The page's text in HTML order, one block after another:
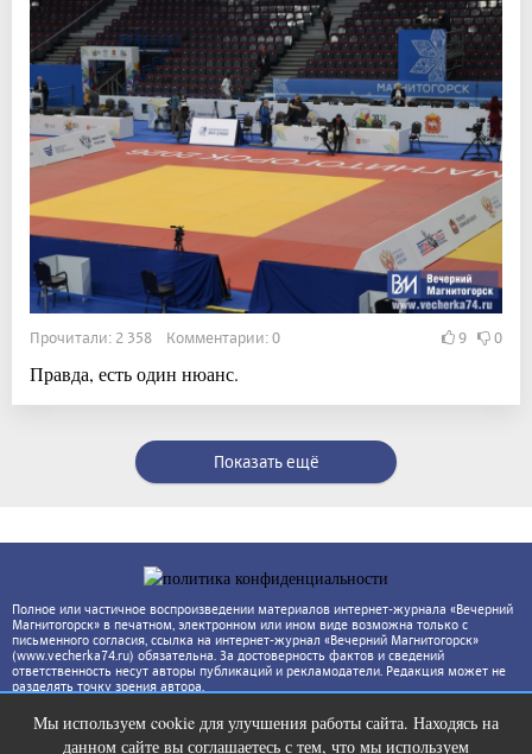
Прочитали: 2 358 Комментарии: 0 9 0
Правда, есть один нюанс.
Показать ещё
Полное или частичное воспроизведении материалов интернет-журнала «Вечерний
Магнитогорск» в печатном, электронном или ином виде возможна только с
письменного согласия, ссылка на интернет-журнал «Вечерний Магнитогорск»
(www.vecherka74.ru) обязательна. За достоверность фактов и сведений
ответственность несут авторы публикаций и рекламодатели. Редакция может не
разделять точку зрения автора.
Мы используем cookie для улучшения работы сайта. Находясь на
данном сайте вы соглашаетесь с тем, что мы используем
Ролик из Омска: вы будете смеяться